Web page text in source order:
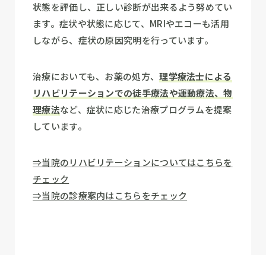
状態を評価し、正しい診断が出来るよう努めてい
ます。症状や状態に応じて、MRIやエコーも活用
しながら、症状の原因究明を行っています。
治療においても、お薬の処方、理学療法士による
リハビリテーションでの徒手療法や運動療法、物
理療法など、症状に応じた治療プログラムを提案
しています。
⇒当院のリハビリテーションについてはこちらを
チェック
⇒当院の診療案内はこちらをチェック